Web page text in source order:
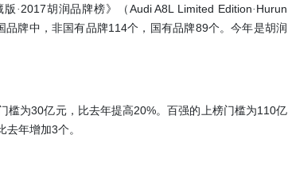
版· 2017胡润品牌榜》（ Audi A8L Limited Edition· Hurun
品牌中，非国有品牌114个，国有品牌89个。今年是胡润
槛为30亿元，比去年提高20%。百强的上榜门槛为110亿
去年增加3个。